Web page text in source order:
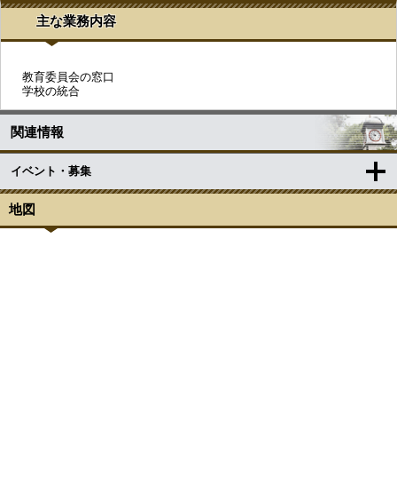
主な業務内容
教育委員会の窓口
学校の統合
関連情報
イベント・募集
地図